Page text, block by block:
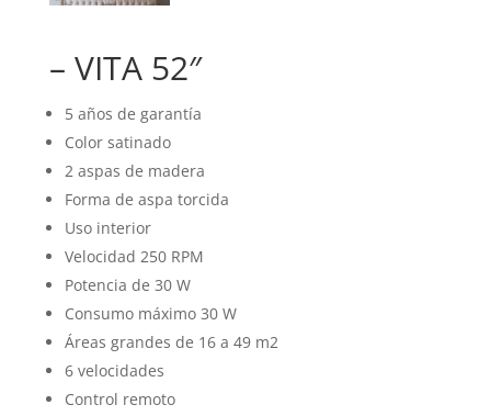
– VITA 52″
5 años de garantía
Color satinado
2 aspas de madera
Forma de aspa torcida
Uso interior
Velocidad 250 RPM
Potencia de 30 W
Consumo máximo 30 W
Áreas grandes de 16 a 49 m2
6 velocidades
Control remoto